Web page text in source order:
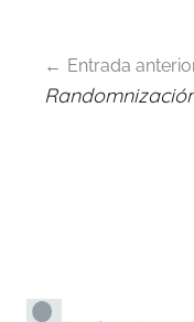
de
Entrada